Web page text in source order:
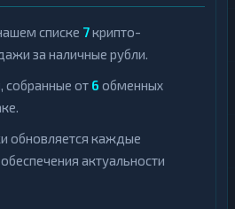
списке 7крипто-
за наличные рубли.
от 6 обменных
обновляется каждые
актуальности